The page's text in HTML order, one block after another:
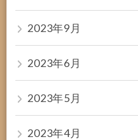
2023年9月
2023年6月
2023年5月
2023年4月